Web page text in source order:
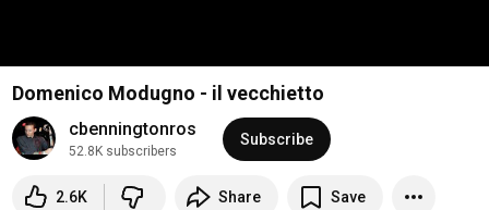
Domenico Modugno - il vecchietto
cbenningtonros
52.8K subscribers
Subscribe
2.6K Share Save